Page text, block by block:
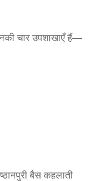
चार उपशाखाएँ हैं—
बैस कहलाती